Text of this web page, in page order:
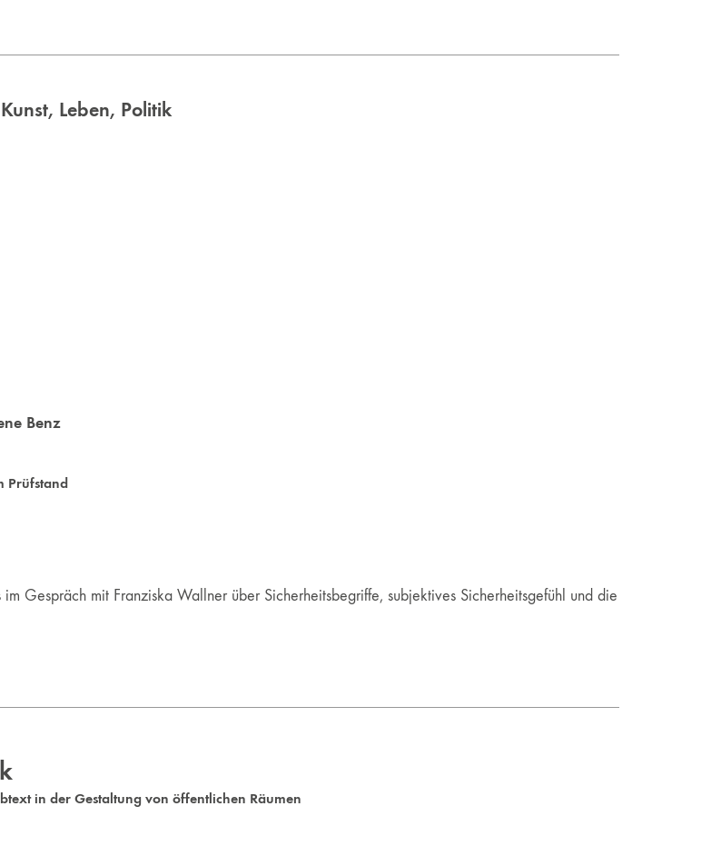
Leben, Politik
Benz
Prüfstand
Gespräch mit Franziska Wallner über Sicherheitsbegriffe, subjektives Sicherheitsgefühl und die
in der Gestaltung von öffentlichen Räumen